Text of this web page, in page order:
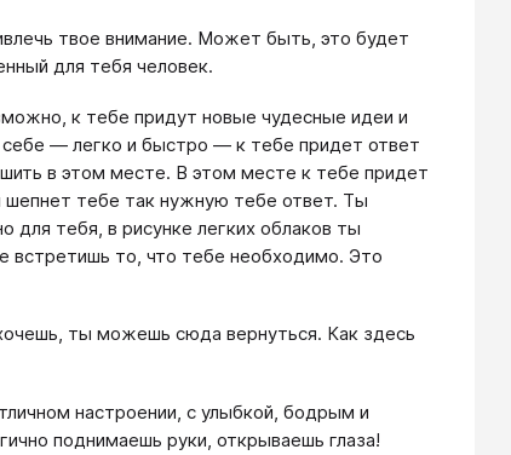
твое внимание. Может быть, это будет
для тебя человек.
к тебе придут новые чудесные идеи и
— легко и быстро — к тебе придет ответ
в этом месте. В этом месте к тебе придет
шепнет тебе так нужную тебе ответ. Ты
тебя, в рисунке легких облаков ты
встретишь то, что тебе необходимо. Это
ты можешь сюда вернуться. Как здесь
настроении, с улыбкой, бодрым и
поднимаешь руки, открываешь глаза!